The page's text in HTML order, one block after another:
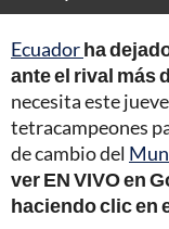
Ecuadorha
ante el rival más
necesita este
tetracampeones
de cambio del
ver EN VIVO en
haciendo clic en